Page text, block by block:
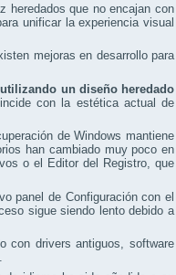
heredados que no encajan con
unificar la experiencia visual
mejoras en desarrollo para
un diseño heredado
con la estética actual de
de Windows mantiene
han cambiado muy poco en
o el Editor del Registro, que
panel de Configuración con el
sigue siendo lento debido a
con drivers antiguos, software